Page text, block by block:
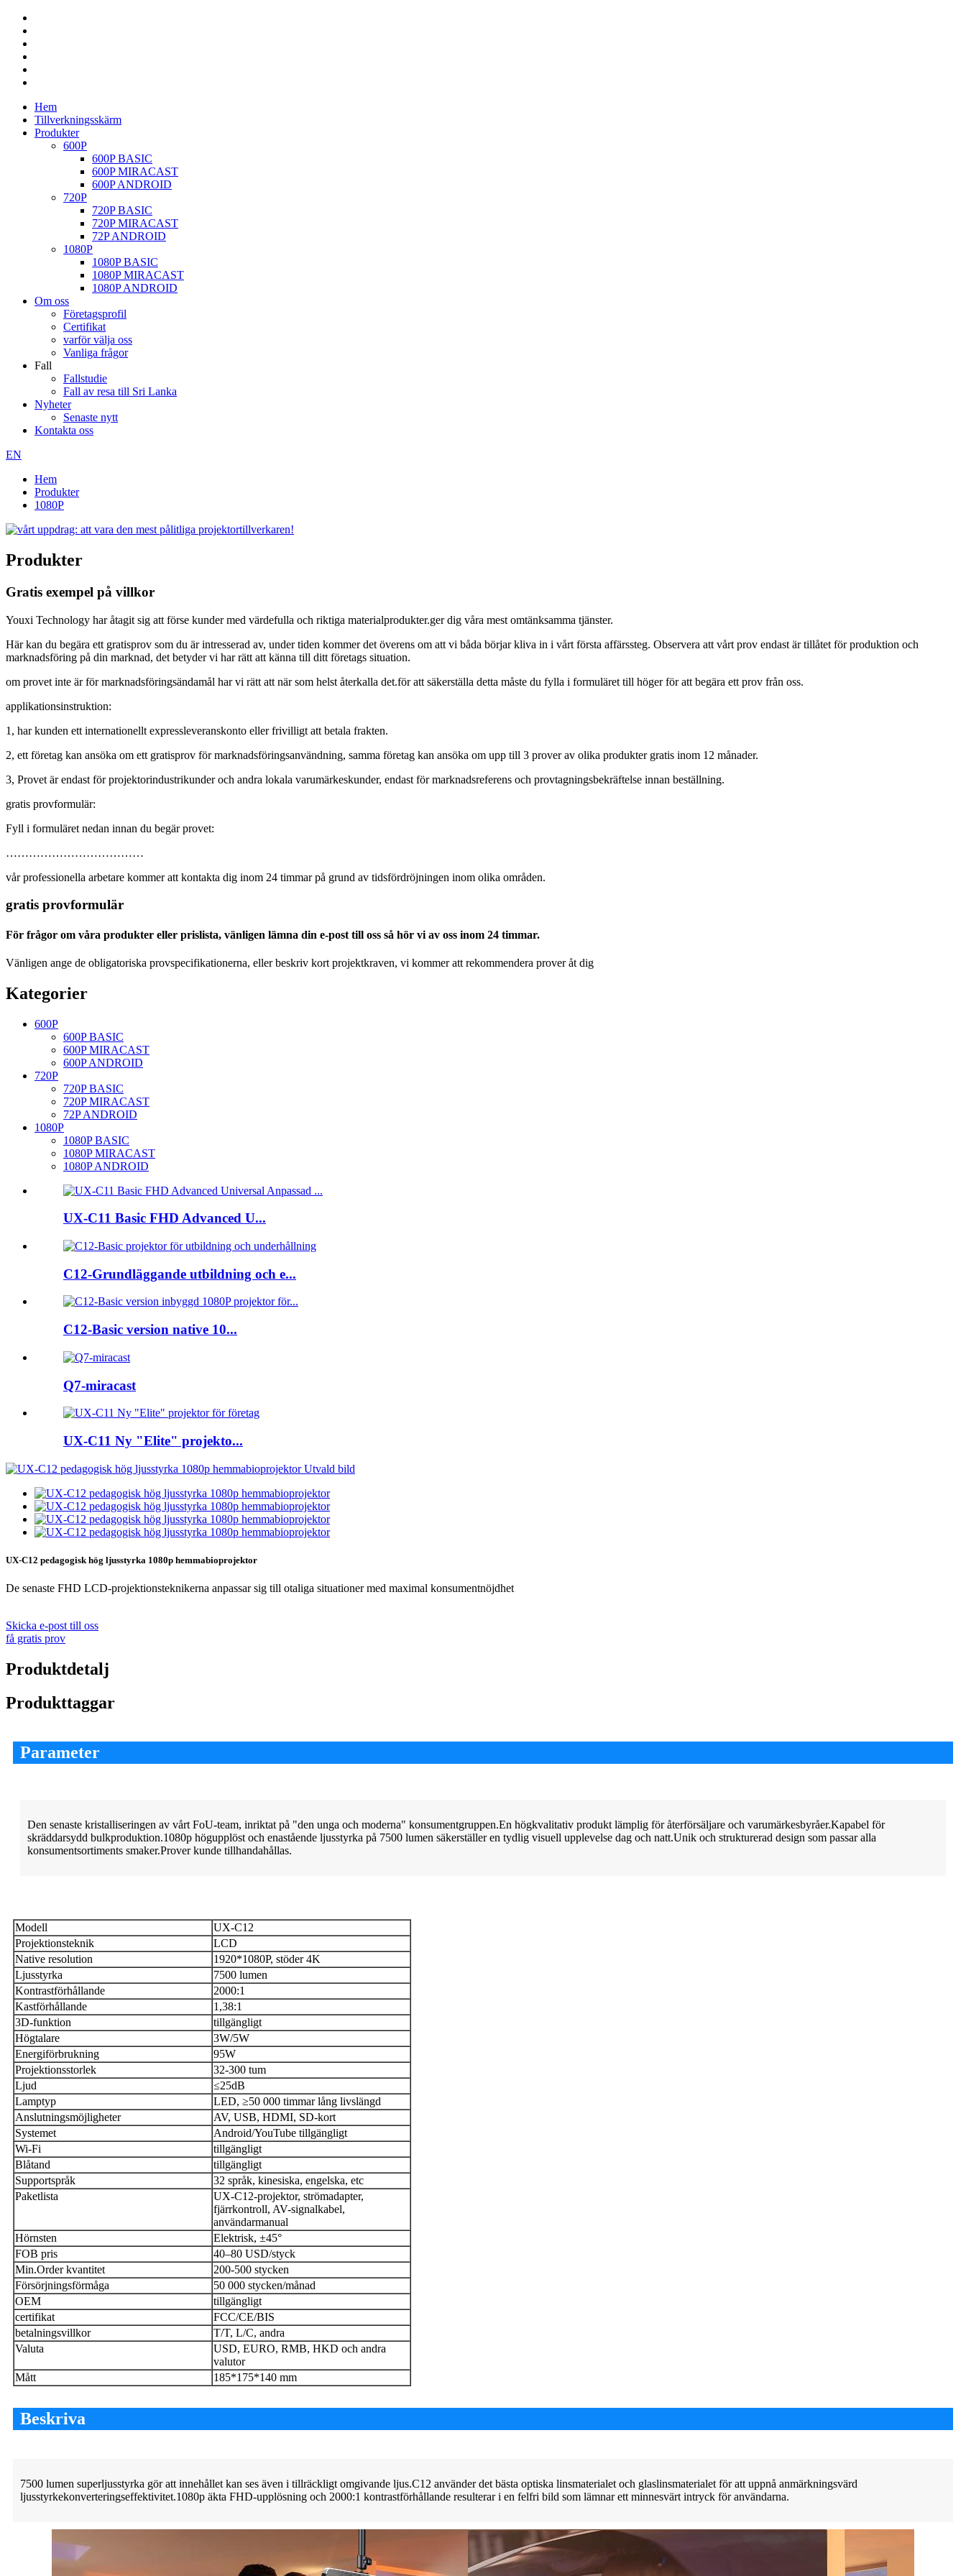
Hem
Tillverkningsskärm
Produkter
600P
600P BASIC
600P MIRACAST
600P ANDROID
720P
720P BASIC
720P MIRACAST
72P ANDROID
1080P
1080P BASIC
1080P MIRACAST
1080P ANDROID
Om oss
Företagsprofil
Certifikat
varför välja oss
Vanliga frågor
Fall
Fallstudie
Fall av resa till Sri Lanka
Nyheter
Senaste nytt
Kontakta oss
EN
Hem
Produkter
1080P
Produkter
Gratis exempel på villkor
Youxi Technology har åtagit sig att förse kunder med värdefulla och riktiga materialprodukter.ger dig våra mest omtänksamma tjänster.
Här kan du begära ett gratisprov som du är intresserad av, under tiden kommer det överens om att vi båda börjar kliva in i vårt första affärssteg. Observera att vårt prov endast är tillåtet för produktion och
marknadsföring på din marknad, det betyder vi har rätt att känna till ditt företags situation.
om provet inte är för marknadsföringsändamål har vi rätt att när som helst återkalla det.för att säkerställa detta måste du fylla i formuläret till höger för att begära ett prov från oss.
applikationsinstruktion:
1, har kunden ett internationellt expressleveranskonto eller frivilligt att betala frakten.
2, ett företag kan ansöka om ett gratisprov för marknadsföringsanvändning, samma företag kan ansöka om upp till 3 prover av olika produkter gratis inom 12 månader.
3, Provet är endast för projektorindustrikunder och andra lokala varumärkeskunder, endast för marknadsreferens och provtagningsbekräftelse innan beställning.
gratis provformulär:
Fyll i formuläret nedan innan du begär provet:
………………………………
vår professionella arbetare kommer att kontakta dig inom 24 timmar på grund av tidsfördröjningen inom olika områden.
gratis provformulär
För frågor om våra produkter eller prislista, vänligen lämna din e-post till oss så hör vi av oss inom 24 timmar.
Vänligen ange de obligatoriska provspecifikationerna, eller beskriv kort projektkraven, vi kommer att rekommendera prover åt dig
Kategorier
600P
600P BASIC
600P MIRACAST
600P ANDROID
720P
720P BASIC
720P MIRACAST
72P ANDROID
1080P
1080P BASIC
1080P MIRACAST
1080P ANDROID
UX-C11 Basic FHD Advanced U...
C12-Grundläggande utbildning och e...
C12-Basic version native 10...
Q7-miracast
UX-C11 Ny "Elite" projekto...
UX-C12 pedagogisk hög ljusstyrka 1080p hemmabioprojektor
De senaste FHD LCD-projektionsteknikerna anpassar sig till otaliga situationer med maximal konsumentnöjdhet
Skicka e-post till oss
få gratis prov
Produktdetalj
Produkttaggar
Parameter
Den senaste kristalliseringen av vårt FoU-team, inriktat på "den unga och moderna" konsumentgruppen.En högkvalitativ produkt lämplig för återförsäljare och varumärkesbyråer.Kapabel för
skräddarsydd bulkproduktion.1080p högupplöst och enastående ljusstyrka på 7500 lumen säkerställer en tydlig visuell upplevelse dag och natt.Unik och strukturerad design som passar alla
konsumentsortiments smaker.Prover kunde tillhandahållas.
Modell
UX-C12
Projektionsteknik
LCD
Native resolution
1920*1080P, stöder 4K
Ljusstyrka
7500 lumen
Kontrastförhållande
2000:1
Kastförhållande
1,38:1
3D-funktion
tillgängligt
Högtalare
3W/5W
Energiförbrukning
95W
Projektionsstorlek
32-300 tum
Ljud
≤25dB
Lamptyp
LED, ≥50 000 timmar lång livslängd
Anslutningsmöjligheter
AV, USB, HDMI, SD-kort
Systemet
Android/YouTube tillgängligt
Wi-Fi
tillgängligt
Blåtand
tillgängligt
Supportspråk
32 språk, kinesiska, engelska, etc
Paketlista
UX-C12-projektor, strömadapter,
fjärrkontroll, AV-signalkabel,
användarmanual
Hörnsten
Elektrisk, ±45°
FOB pris
40–80 USD/styck
Min.Order kvantitet
200-500 stycken
Försörjningsförmåga
50 000 stycken/månad
OEM
tillgängligt
certifikat
FCC/CE/BIS
betalningsvillkor
T/T, L/C, andra
Valuta
USD, EURO, RMB, HKD och andra
valutor
Mått
185*175*140 mm
Beskriva
7500 lumen superljusstyrka gör att innehållet kan ses även i tillräckligt omgivande ljus.C12 använder det bästa optiska linsmaterialet och glaslinsmaterialet för att uppnå anmärkningsvärd
ljusstyrkekonverteringseffektivitet.1080p äkta FHD-upplösning och 2000:1 kontrastförhållande resulterar i en felfri bild som lämnar ett minnesvärt intryck för användarna.